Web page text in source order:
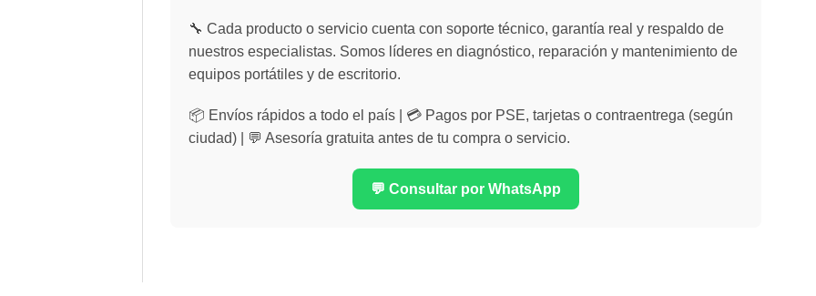
🔧 Cada producto o servicio cuenta con soporte técnico, garantía real y respaldo de
nuestros especialistas. Somos líderes en diagnóstico, reparación y mantenimiento de
equipos portátiles y de escritorio.
📦 Envíos rápidos a todo el país | 💳 Pagos por PSE, tarjetas o contraentrega (según
ciudad) | 💬 Asesoría gratuita antes de tu compra o servicio.
💬 Consultar por WhatsApp